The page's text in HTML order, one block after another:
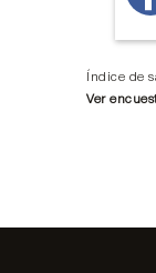
Índice de
Ver